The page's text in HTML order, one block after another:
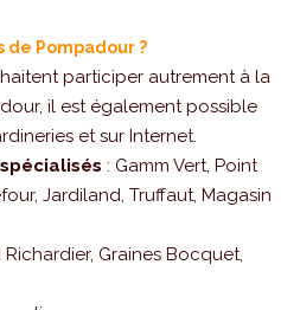
de Pompadour ?
participer autrement à la
il est également possible
et sur Internet.
: Gamm Vert, Point
Jardiland, Truffaut, Magasin
Richardier, Graines Bocquet,